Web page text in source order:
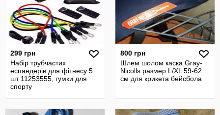
299 грн
Набір трубчастих
еспандерів для фітнесу 5
шт 11253555, гумки для
спорту
800 грн
Шлем шолом каска Gray-
Nicolls размер L/XL 59-62
см для крикета бейсбола